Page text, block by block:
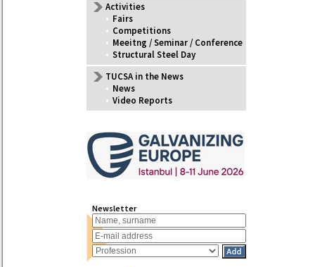
Activities
• Fairs
• Competitions
• Meeitng / Seminar / Conference
• Structural Steel Day
TUCSA in the News
• News
• Video Reports
Newsletter